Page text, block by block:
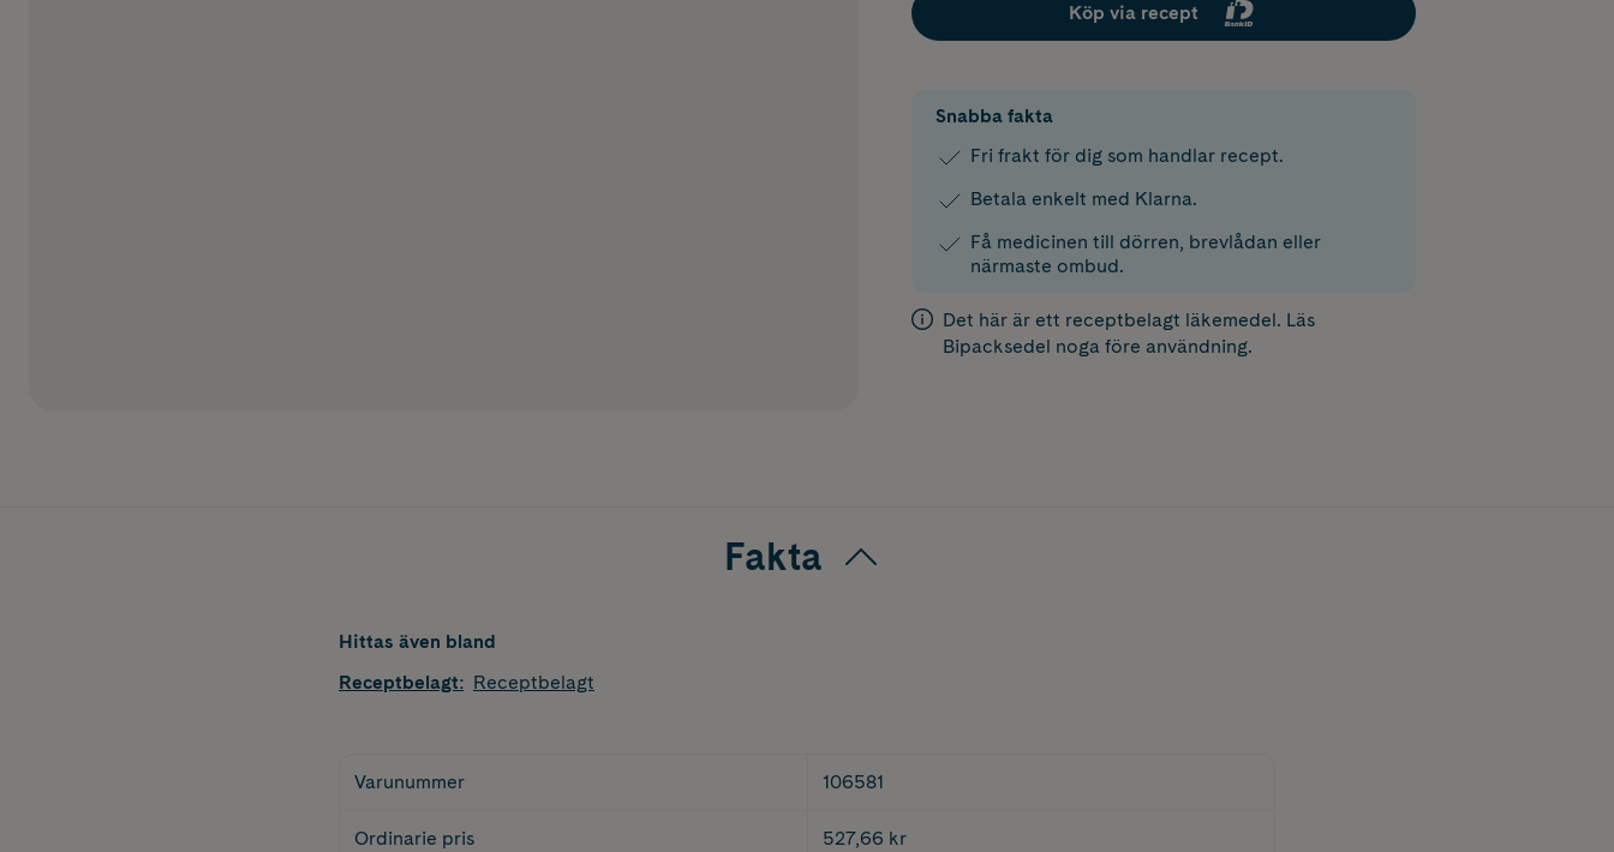
Köp via recept
Snabba fakta
Fri frakt för dig som handlar recept.
Betala enkelt med Klarna.
Få medicinen till dörren, brevlådan eller
närmaste ombud.
Det här är ett receptbelagt läkemedel. Läs
Bipacksedel noga före användning.
Fakta
Hittas även bland
Receptbelagt: Receptbelagt
Varunummer 106581
Ordinarie pris 527,66 kr